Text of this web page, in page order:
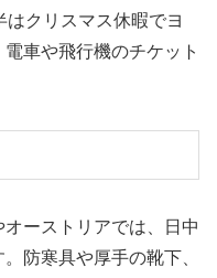
クリスマス休暇でヨ
車や飛行機のチケット
ーストリアでは、日中
防寒具や厚手の靴下、